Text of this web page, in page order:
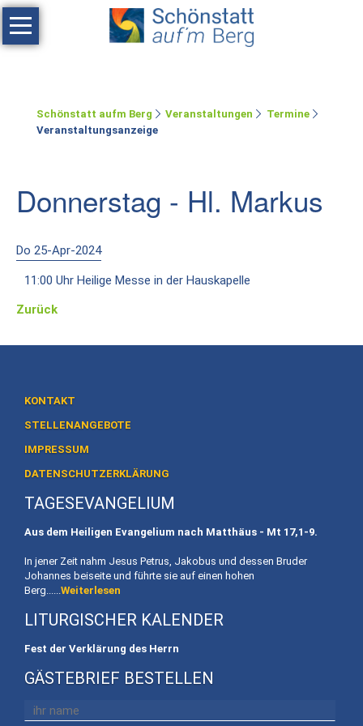
Navigation
überspringen
Erholen
Räumlichkeiten
Zimmer
Ferienwohnung
Umgebung
Schönstatt-
Preise
/
Veranstaltungen
Termine
Gottesdienste
Initiativen
willkommen
Schönstatt aufm Berg Veranstaltungen
Termine
Veranstaltungsanzeige
Donnerstag - Hl. Markus
Do 25-Apr-2024
11:00 Uhr Heilige Messe in der Hauskapelle
Zurück
KONTAKT
STELLENANGEBOTE
IMPRESSUM
DATENSCHUTZERKLÄRUNG
TAGESEVANGELIUM
Aus dem Heiligen Evangelium nach Matthäus - Mt 17,1-9.
In jener Zeit nahm Jesus Petrus, Jakobus und dessen Bruder
Johannes beiseite und führte sie auf einen hohen
Berg...... Weiterlesen
LITURGISCHER KALENDER
Fest der Verklärung des Herrn
GÄSTEBRIEF BESTELLEN